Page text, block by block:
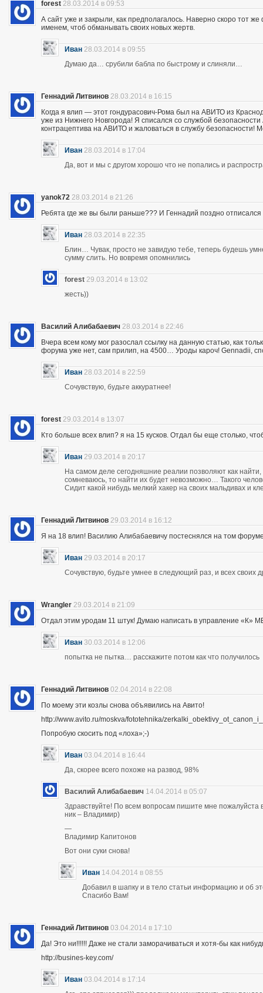
forest 28.03.2014 в 09:53
А сайт уже и закрыли, как предполагалось. Наверно скоро тот
именем, чтоб обманывать своих новых жертв.
Иван 28.03.2014 в 09:55
Думаю да… срубили бабла по быстрому и слиняли…
Геннадий Литвинов 28.03.2014 в 16:15
Когда я влип — этот гондурасович-Рома был на АВИТО из
уже из Нижнего Новгорода! Я списался со службой
контрацептива на АВИТО и жаловаться в службу безопасности!
Иван 28.03.2014 в 17:04
Да, вот и мы с другом хорошо что не попались и
yanok72 28.03.2014 в 21:26
Ребята где же вы были раньше??? И Геннадий поздно
Иван 28.03.2014 в 22:35
Блин… Чувак, просто не завидую тебе, теперь будешь
сумму слить. Но вовремя опомнились
forest 29.03.2014 в 13:02
жесть))
Василий Алибабаевич 28.03.2014 в 22:46
Вчера всем кому мог разослал ссылку на данную статью, как
форума уже нет, сам прилип, на 4500… Уроды кароч! Gennadii,
Иван 28.03.2014 в 22:59
Сочувствую, будьте аккуратнее!
forest 29.03.2014 в 13:07
Кто больше всех влип? я на 15 кусков. Отдал бы еще столько,
Иван 29.03.2014 в 20:17
На самом деле сегодняшние реалии позволяют как
сомневаюсь, то найти их будет невозможно… Такого
Сидит какой нибудь мелкий хакер на своих мальдивах и
Геннадий Литвинов 29.03.2014 в 16:12
Я на 18 влип! Василию Алибабаевичу постеснялся на том
Иван 29.03.2014 в 20:17
Сочувствую, будьте умнее в следующий раз, и всех своих
Wrangler 29.03.2014 в 21:09
Отдал этим уродам 11 штук! Думаю написать в управление «К»
Иван 30.03.2014 в 12:06
попытка не пытка… расскажите потом как что получилось
Геннадий Литвинов 02.04.2014 в 22:08
По моему эти козлы снова объявились на Авито!
http://www.avito.ru/moskva/fototehnika/
Попробую скосить под «лоха»;-)
Иван 03.04.2014 в 16:44
Да, скорее всего похоже на развод, 98%
Василий Алибабаевич 14.04.2014 в 05:07
Здравствуйте! По всем вопросам пишите мне
ник – Владимир)
—
Владимир Капитонов
Вот они суки снова!
Иван 14.04.2014 в 08:55
Добавил в шапку и в тело статьи информацию и об
Спасибо Вам!
Геннадий Литвинов 03.04.2014 в 17:10
Да! Это ни!!!!!! Даже не стали заморачиваться и хотя-бы как
http://busines-key.com/
Иван 03.04.2014 в 17:14